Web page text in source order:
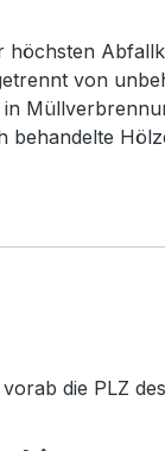
höchsten
von
behandelte
die PLZ